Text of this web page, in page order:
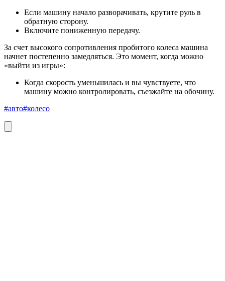
Если машину начало разворачивать, крутите руль в
обратную сторону.
Включите пониженную передачу.
За счет высокого сопротивления пробитого колеса машина
начнет постепенно замедляться. Это момент, когда можно
«выйти из игры»:
Когда скорость уменьшилась и вы чувствуете, что
машину можно контролировать, съезжайте на обочину.
#авто#колесо